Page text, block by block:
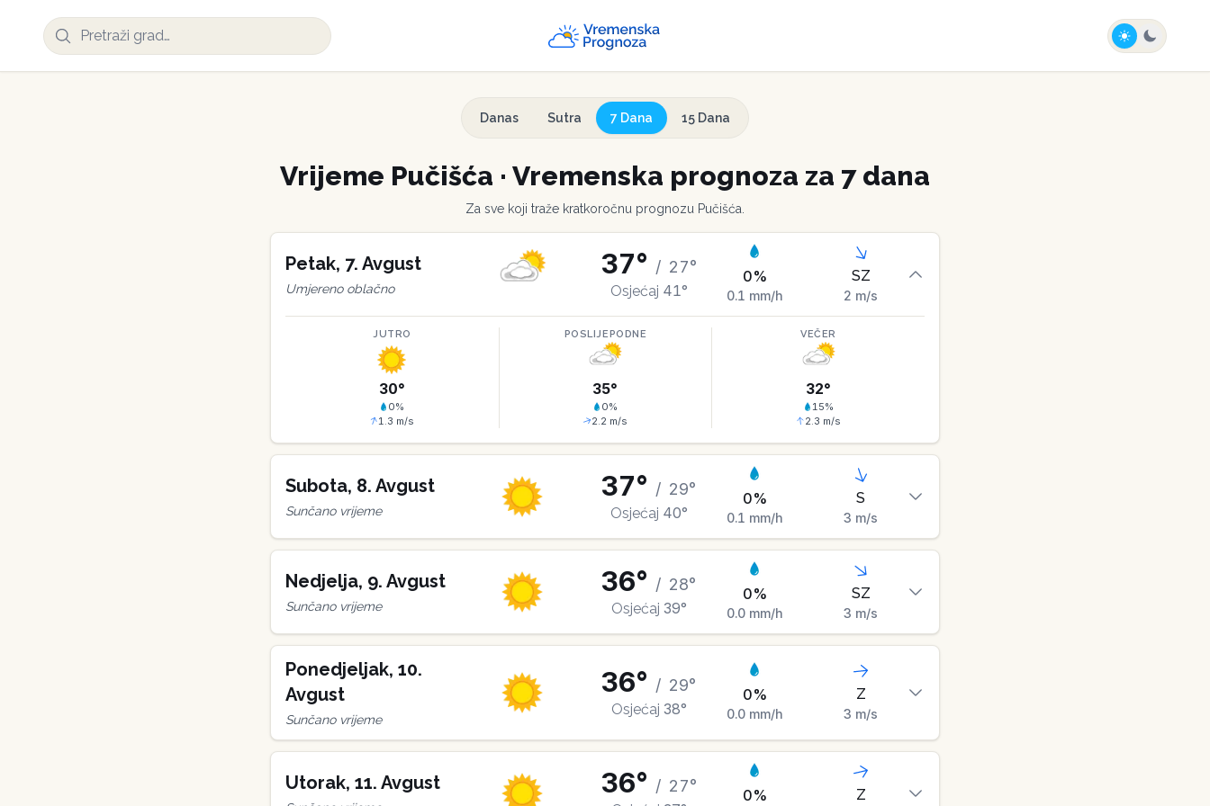
Danas Sutra 7 Dana 15 Dana
Vrijeme Pučišća · Vremenska prognoza za 7 dana
Za sve koji traže kratkoročnu prognozu Pučišća
Petak, 7. Avgust
Umjereno oblačno
37° / 27°
Osjećaj 41°
0%
0.1 mm/h
SZ
2 m/s
JUTRO
30°
0%
1.3 m/s
POSLIJEPODNE
35°
0%
2.2 m/s
VEČER
32°
15%
2.3 m/s
Subota, 8. Avgust
Sunčano vrijeme
37° / 29°
Osjećaj 40°
0%
0.1 mm/h
S
3 m/s
Nedjelja, 9. Avgust
Sunčano vrijeme
36° / 28°
Osjećaj 39°
0%
0.0mm/h
SZ
3 m/s
Ponedjeljak, 10.
Avgust
Sunčano vrijeme
36° / 29°
Osjećaj 38°
0%
0.0mm/h
Z
3 m/s
Utorak, 11. Avgust 36° / 27°
0% Z